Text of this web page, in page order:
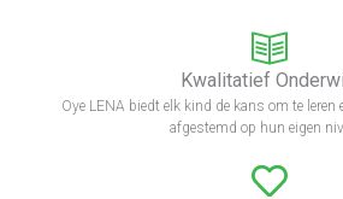
Kwalitatief
Oye LENA biedt elk kind de kans om te leren
afgestemd op hun eigen